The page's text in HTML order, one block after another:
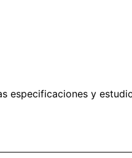
especificaciones y